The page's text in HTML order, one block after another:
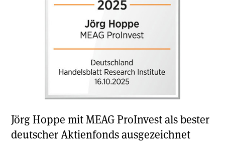
Jörg Hoppe mit MEAG ProInvest als bester
deutscher Aktienfonds ausgezeichnet